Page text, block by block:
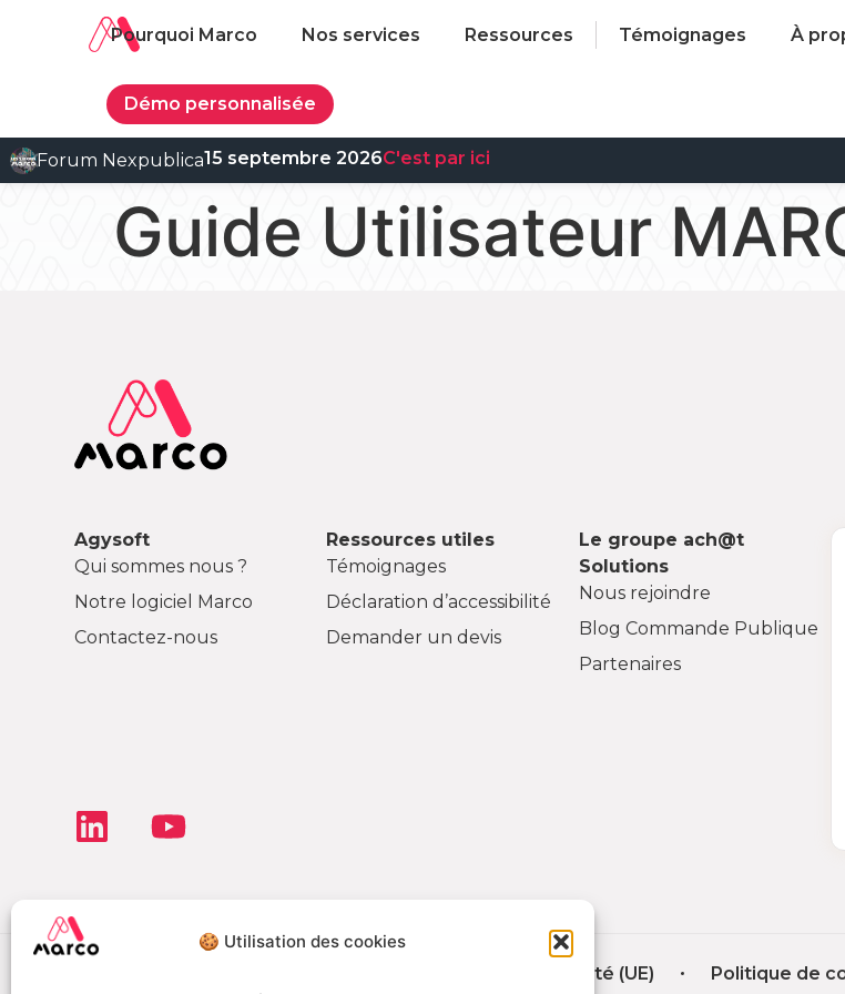
🍪 Utilisation des cookies
Pourquoi Marco Nos services Ressources Témoignages À
Démo personnalisée
Forum Nexpublica15 septembre 2026C'est par ici
Guide Utilisateur
Agysoft
Qui sommes nous ?
Notre logiciel Marco
Contactez-nous
Ressources utiles
Témoignages
Déclaration d’accessibilité
Demander un devis
Le groupe ach@t
Solutions
Nous rejoindre
Blog Commande Publique
Partenaires
Déclaration de confidentialité (UE) Politique de